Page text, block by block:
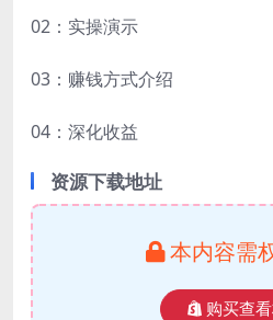
02：实操演示
03：赚钱方式介绍
04：深化收益
资源下载地址
本内容需
购买查